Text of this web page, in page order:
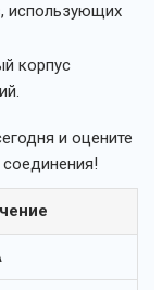
использующих
корпус
и оцените